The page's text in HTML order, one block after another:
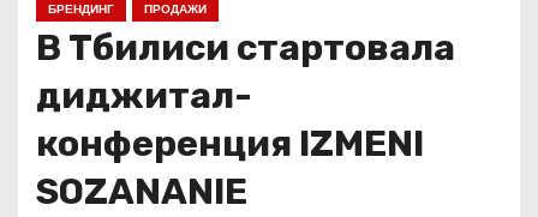
БРЕНДИНГ ПРОДАЖИ
В Тбилиси стартовала
диджитал-
конференция IZMENI
SOZANANIE